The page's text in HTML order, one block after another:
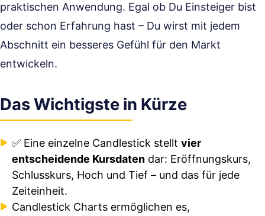
praktischen Anwendung. Egal ob Du Einsteiger bist
oder schon Erfahrung hast – Du wirst mit jedem
Abschnitt ein besseres Gefühl für den Markt
entwickeln.
Das Wichtigste in Kürze
✅ Eine einzelne Candlestick stellt vier
entscheidende Kursdaten dar: Eröffnungskurs,
Schlusskurs, Hoch und Tief – und das für jede
Zeiteinheit.
Candlestick Charts ermöglichen es,